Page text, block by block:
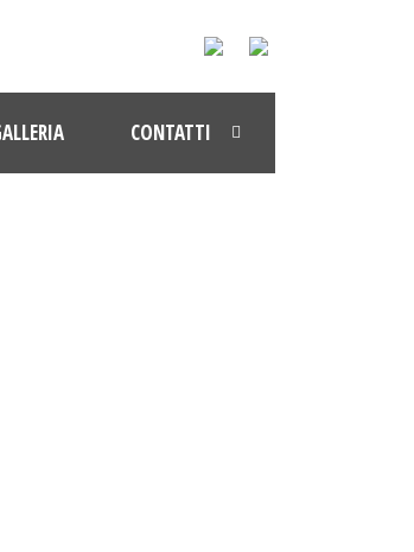
CONTATTI